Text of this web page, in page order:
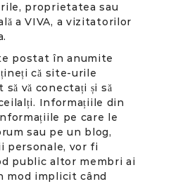
proprietatea sau
a VIVA, a vizitatorilor
postat în anumite
că site-urile
vă conectați și să
Informațiile din
pe care le
sau pe un blog,
personale, vor fi
public altor membri ai
mod implicit când